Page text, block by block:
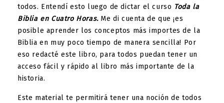
todos. Entendí esto luego de dictar el curso Toda la
Biblia en Cuatro Horas.Me di cuenta de que ¡es
posible aprender los conceptos más importes de la
Biblia en muy poco tiempo de manera sencilla! Por
eso redacté este libro, para todos puedan tener un
acceso fácil y rápido al libro más importante de la
historia.
Este material te permitirá tener una noción de todos